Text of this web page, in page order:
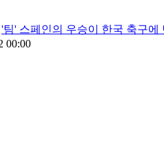
'팀' 스페인의 우승이 한국 축구
00:00